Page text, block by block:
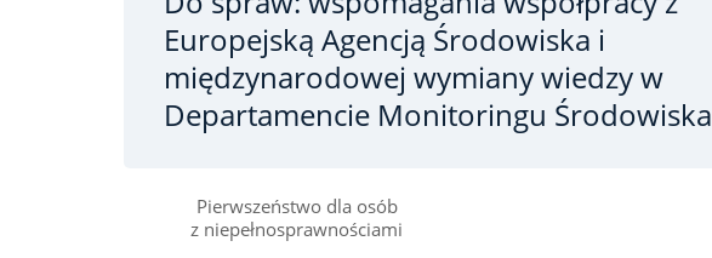
Europejską Agencją Środowiska i
międzynarodowej wymiany wiedzyw
Departamencie Monitoringu Środowiska
Pierwszeństwo dla osób
z niepełnosprawnościami